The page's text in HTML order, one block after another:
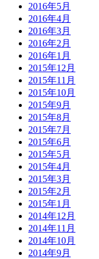
2016年5月
2016年4月
2016年3月
2016年2月
2016年1月
2015年12月
2015年11月
2015年10月
2015年9月
2015年8月
2015年7月
2015年6月
2015年5月
2015年4月
2015年3月
2015年2月
2015年1月
2014年12月
2014年11月
2014年10月
2014年9月